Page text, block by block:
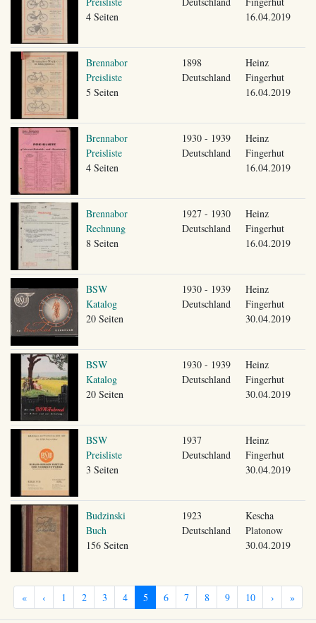
4 Seiten
16.04.2019
Brennabor
Preisliste
5 Seiten
1898
Deutschland
Heinz
Fingerhut
16.04.2019
Brennabor
Preisliste
4 Seiten
1930 - 1939
Deutschland
Heinz
Fingerhut
16.04.2019
Brennabor
Rechnung
8 Seiten
1927 - 1930
Deutschland
Heinz
Fingerhut
16.04.2019
BSW
Katalog
20 Seiten
1930 - 1939
Deutschland
Heinz
Fingerhut
30.04.2019
BSW
Katalog
20 Seiten
1930 - 1939
Deutschland
Heinz
Fingerhut
30.04.2019
BSW
Preisliste
3 Seiten
1937
Deutschland
Heinz
Fingerhut
30.04.2019
Budzinski
Buch
156 Seiten
1923
Deutschland
Kescha
Platonow
30.04.2019
« ‹ 1 2 3 4 5 6 7 8 9 10 › »